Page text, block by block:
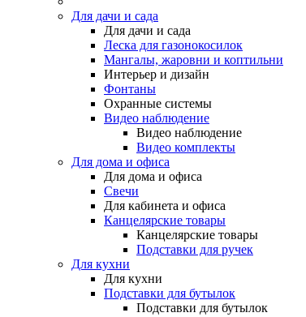
Для дачи и сада
Для дачи и сада
Леска для газонокосилок
Мангалы, жаровни и коптильни
Интерьер и дизайн
Фонтаны
Охранные системы
Видео наблюдение
Видео наблюдение
Видео комплекты
Для дома и офиса
Для дома и офиса
Свечи
Для кабинета и офиса
Канцелярские товары
Канцелярские товары
Подставки для ручек
Для кухни
Для кухни
Подставки для бутылок
Подставки для бутылок